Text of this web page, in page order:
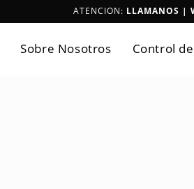
ATENCION: LLAMANOS |
Sobre Nosotros Control